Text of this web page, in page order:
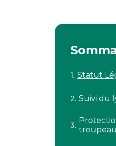
Statut
Suivi du